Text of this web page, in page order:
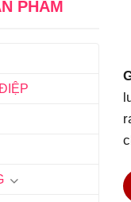
PHẨM